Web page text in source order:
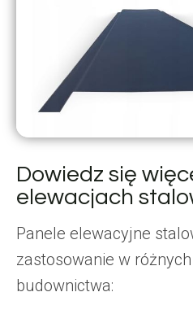
Dowiedz się
elewacjach
Panele elewacyjne
zastosowanie w
budownictwa: